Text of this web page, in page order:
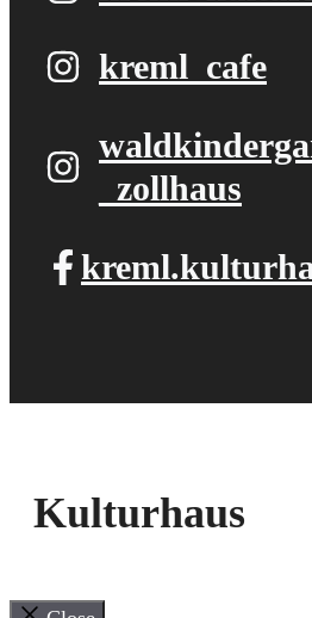
kreml_cafe
_zollhaus
Kulturhaus